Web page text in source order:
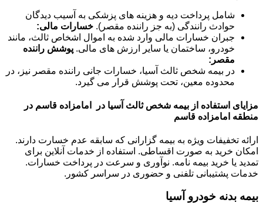
شامل پرداخت دیه و هزینه های پزشکی به آسیب دیدگان
حوادث رانندگی (به جز راننده مقصر). خسارات مالی:
جبران خسارات مالی وارد شده به اموال اشخاص ثالث، مانند
خودرو، ساختمان یا سایر ارزش های مالی. پوشش راننده
مقصر:
در بیمه شخص ثالث آسیا، خسارات جانی راننده مقصر نیز، در
محدوده معین، تحت پوشش قرار می گیرد.
مزایای استفاده از بیمه شخص ثالث آسیا در امامزاده قاسم در
منطقه امامزاده قاسم
ارائه تخفیفات ویژه به بیمه گزارانی که سابقه عدم خسارت دارند.
امکان خرید به صورت اقساطی. استفاده از خدمات آنلاین برای
تمدید یا خرید بیمه نامه. نوآوری و سرعت در پرداخت خسارات.
خدمات پشتیبانی تلفنی و حضوری در سراسر کشور.
بیمه بدنه خودرو آسیا